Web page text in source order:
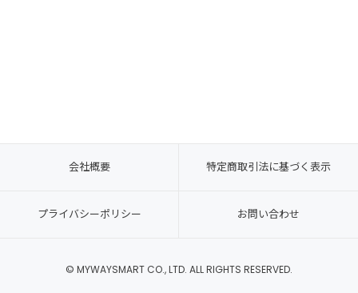
会社概要 特定商取引法に基づく表示
プライバシーポリシー お問い合わせ
© MYWAYSMART CO., LTD. ALL RIGHTS RESERVED.